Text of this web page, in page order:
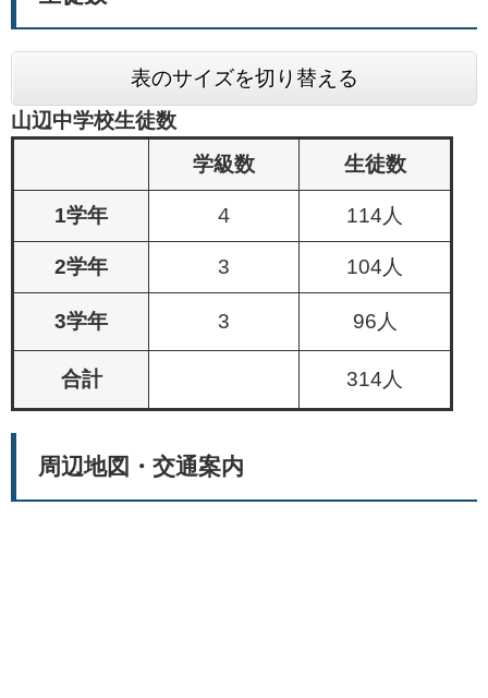
表のサイズを切り替える
山辺中学校生徒数
学級数
生徒数
1学年 ４ 114人
2学年 3 104人
3学年 3 96人
合計 314人
周辺地図・交通案内